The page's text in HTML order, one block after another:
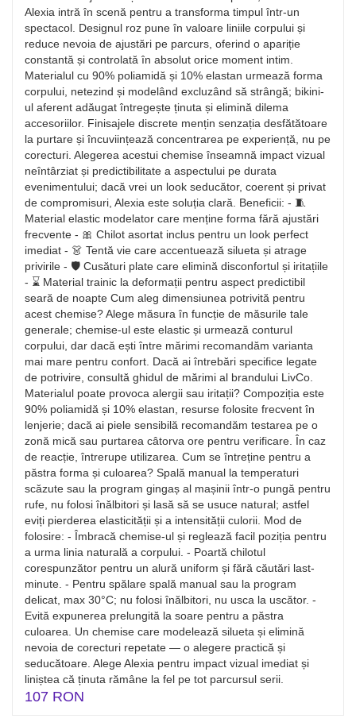
Alexia intră în scenă pentru a transforma timpul într-un
spectacol. Designul roz pune în valoare liniile corpului și
reduce nevoia de ajustări pe parcurs, oferind o apariție
constantă și controlată în absolut orice moment intim.
Materialul cu 90% poliamidă și 10% elastan urmează forma
corpului, netezind și modelând excluzând să strângă; bikini-
ul aferent adăugat întregește ținuta și elimină dilema
accesoriilor. Finisajele discrete mențin senzația desfătătoare
la purtare și încuviințează concentrarea pe experiență, nu pe
corecturi. Alegerea acestui chemise înseamnă impact vizual
neîntârziat și predictibilitate a aspectului pe durata
evenimentului; dacă vrei un look seducător, coerent și privat
de compromisuri, Alexia este soluția clară. Beneficii: - 🧵
Material elastic modelator care menține forma fără ajustări
frecvente - 🎀 Chilot asortat inclus pentru un look perfect
imediat - 👗 Tentă vie care accentuează silueta și atrage
privirile - 🛡️ Cusături plate care elimină disconfortul și iritațiile
- ⌛ Material trainic la deformații pentru aspect predictibil
seară de noapte Cum aleg dimensiunea potrivită pentru
acest chemise? Alege măsura în funcție de măsurile tale
generale; chemise-ul este elastic și urmează conturul
corpului, dar dacă ești între mărimi recomandăm varianta
mai mare pentru confort. Dacă ai întrebări specifice legate
de potrivire, consultă ghidul de mărimi al brandului LivCo.
Materialul poate provoca alergii sau iritații? Compoziția este
90% poliamidă și 10% elastan, resurse folosite frecvent în
lenjerie; dacă ai piele sensibilă recomandăm testarea pe o
zonă mică sau purtarea câtorva ore pentru verificare. În caz
de reacție, întrerupe utilizarea. Cum se întreține pentru a
păstra forma și culoarea? Spală manual la temperaturi
scăzute sau la program gingaș al mașinii într-o pungă pentru
rufe, nu folosi înălbitori și lasă să se usuce natural; astfel
eviți pierderea elasticității și a intensității culorii. Mod de
folosire: - Îmbracă chemise-ul și reglează facil poziția pentru
a urma linia naturală a corpului. - Poartă chilotul
corespunzător pentru un alură uniform și fără căutări last-
minute. - Pentru spălare spală manual sau la program
delicat, max 30°C; nu folosi înălbitori, nu usca la uscător. -
Evită expunerea prelungită la soare pentru a păstra
culoarea. Un chemise care modelează silueta și elimină
nevoia de corecturi repetate — o alegere practică și
seducătoare. Alege Alexia pentru impact vizual imediat și
liniștea că ținuta rămâne la fel pe tot parcursul serii.
107 RON